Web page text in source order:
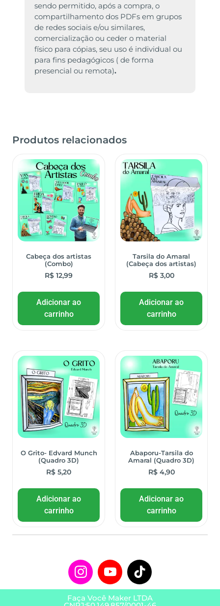
sendo permitido, após a compra, o
compartilhamento dos PDFs em grupos
de redes sociais e/ou similares,
comercialização ou ceder o material
físico para cópias, seu uso é individual ou
para fins pedagógicos ( de forma
presencial ou remota).
Produtos relacionados
Cabeça dos artistas
(Combo)
R$ 12,99
Adicionar ao
carrinho
Tarsila do Amaral
(Cabeça dos artistas)
R$3,00
Adicionar ao
carrinho
O Grito- Edvard Munch
(Quadro 3D)
R$ 5,20
Adicionar ao
carrinho
Abaporu-Tarsila do
Amaral (Quadro 3D)
R$4,90
Adicionar ao
carrinho
Faça Você Maker LTDA